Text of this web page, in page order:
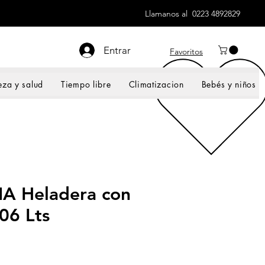
Llamanos al 0223 4892829
Entrar Favoritos
y salud Tiempo libre Climatizacion Bebés y niños
Heladera con
Lts